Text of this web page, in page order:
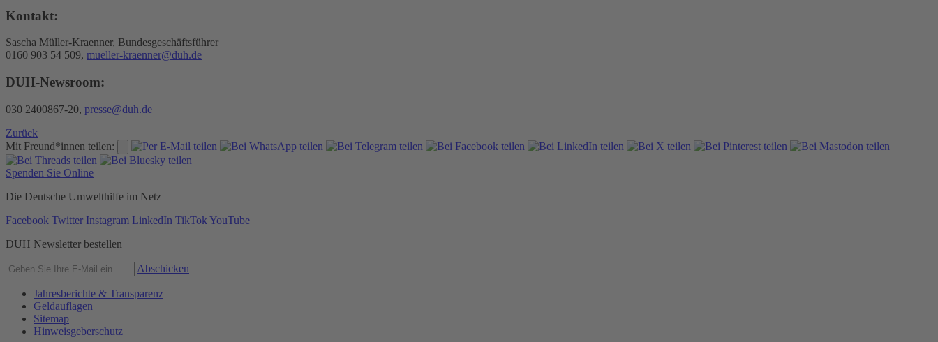
Kontakt:
Sascha Müller-Kraenner, Bundesgeschäftsführer
0160 903 54 509, mueller-kraenner@duh.de
DUH-Newsroom:
030 2400867-20, presse@duh.de
Zurück
Mit Freund*innen teilen:
Spenden Sie Online
Die Deutsche Umwelthilfe im Netz
Facebook Twitter Instagram LinkedIn TikTok YouTube
DUH Newsletter bestellen
Abschicken
Jahresberichte & Transparenz
Geldauflagen
Sitemap
Hinweisgeberschutz